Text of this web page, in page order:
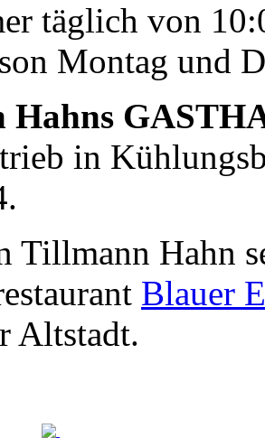
Kochen mit dem Blick für
Frische und
die
täglich von
Montag und
in
Tillmann Hahn
Blauer
Altstadt.